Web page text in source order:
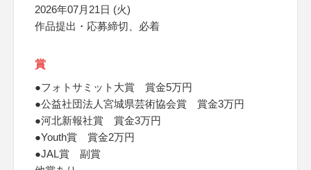
2026年07月21日 (火)
作品提出・応募締切、必着
賞
●フォトサミット大賞 賞金5万円
●公益社団法人宮城県芸術協会賞 賞金3万円
●河北新報社賞 賞金3万円
●Youth賞 賞金2万円
●JAL賞 副賞